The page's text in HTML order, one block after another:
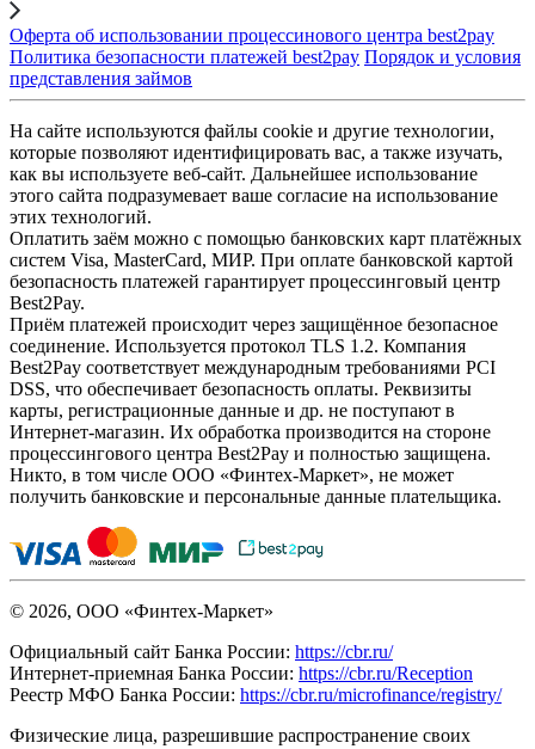
Оферта об использовании процессинового центра best2pay
Политика безопасности платежей best2pay Порядок и условия
представления займов
На сайте используются файлы cookie и другие технологии,
которые позволяют идентифицировать вас, а также изучать,
как вы используете веб-сайт. Дальнейшее использование
этого сайта подразумевает ваше согласие на использование
этих технологий.
Оплатить заём можно с помощью банковских карт платёжных
систем Visa, MasterCard, МИР. При оплате банковской картой
безопасность платежей гарантирует процессинговый центр
Best2Pay.
Приём платежей происходит через защищённое безопасное
соединение. Используется протокол TLS 1.2. Компания
Best2Pay соответствует международным требованиями PCI
DSS, что обеспечивает безопасность оплаты. Реквизиты
карты, регистрационные данные и др. не поступают в
Интернет-магазин. Их обработка производится на стороне
процессингового центра Best2Pay и полностью защищена.
Никто, в том числе ООО «Финтех-Маркет», не может
получить банковские и персональные данные плательщика.
© 2026, ООО «Финтех-Маркет»
Официальный сайт Банка России: https://cbr.ru/
Интернет-приемная Банка России: https://cbr.ru/Reception
Реестр МФО Банка России: https://cbr.ru/microfinance/registry/
Физические лица, разрешившие распространение своих